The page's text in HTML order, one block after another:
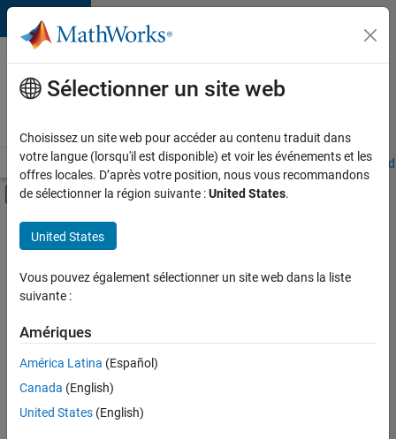
Passer au contenu
Votre
carrière
chez
Accueil Explorer nos opportunités Adresses de nos bureaux
Activer/désactiver l'affichage du menu
Contenu principal
FILTRER PAR
Programme destiné aux nouvelles carrières (EDG)
Applications et outils commerciaux
Développement de produits
Actuellement,
aucune
offre
d'emploi
Sélectionner un site web
Choisissez un site web pour accéder au contenu traduit dans
votre langue (lorsqu'il est disponible) et voir les événements et les
offres locales. D’après votre position, nous vous recommandons
de sélectionner la région suivante :United States.
United States
Vous pouvez également sélectionner un site web dans la liste
suivante :
Amériques
América Latina (Español)
Canada (English)
United States (English)